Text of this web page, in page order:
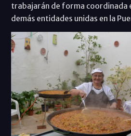
trabajarán de forma coordinada
demás entidades unidas en la